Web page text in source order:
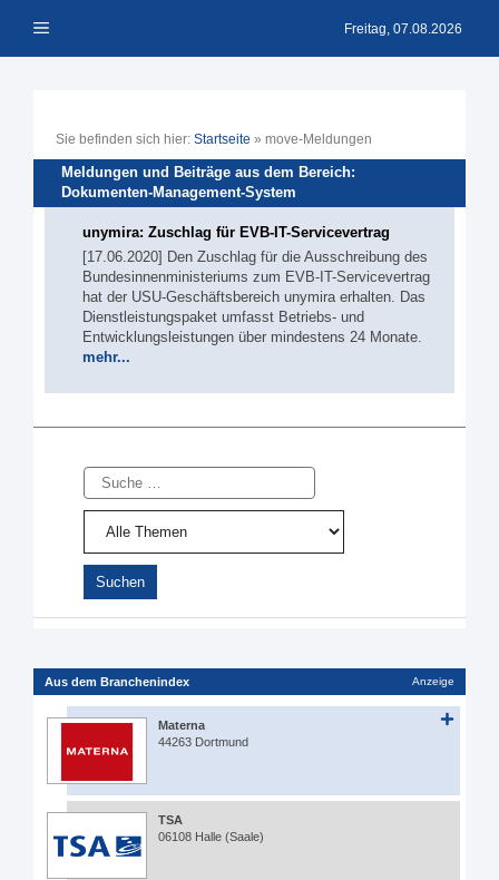
Inhalt Menü Freitag, 07.08.2026
Sie befinden sich hier: Startseite » move-Meldungen
Meldungen und Beiträge aus dem Bereich:
Dokumenten-Management-System
unymira: Zuschlag für EVB-IT-Servicevertrag
[17.06.2020] Den Zuschlag für die Ausschreibung des
Bundesinnenministeriums zum EVB-IT-Servicevertrag
hat der USU-Geschäftsbereich unymira erhalten. Das
Dienstleistungspaket umfasst Betriebs- und
Entwicklungsleistungen über mindestens 24 Monate.
mehr...
Suche
Aus dem Branchenindex Anzeige
Materna
44263 Dortmund
TSA
06108 Halle (Saale)